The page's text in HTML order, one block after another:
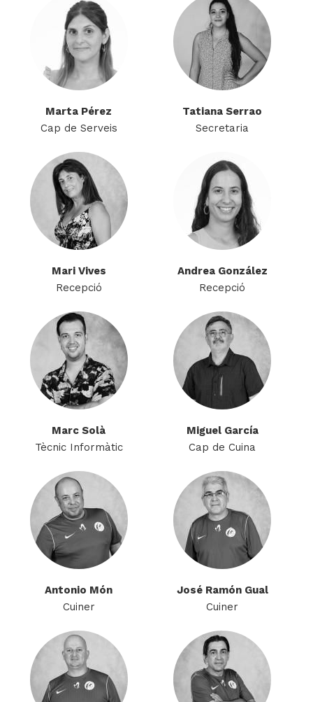
Marta Pérez
Cap de Serveis
Tatiana Serrao
Secretaria
Mari Vives
Recepció
Andrea González
Recepció
Marc Solà
Tècnic Informàtic
Miguel García
Cap de Cuina
Antonio Món
Cuiner
José Ramón Gual
Cuiner